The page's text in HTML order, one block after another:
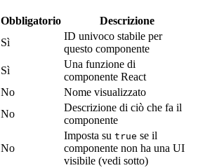
Obbligatorio Descrizione
Sì
ID univoco stabile per
questo componente
Sì
Una funzione di
componente React
No Nome visualizzato
No
Descrizione di ciò che fa il
componente
No
Imposta su true se il
componente non ha una UI
visibile (vedi sotto)